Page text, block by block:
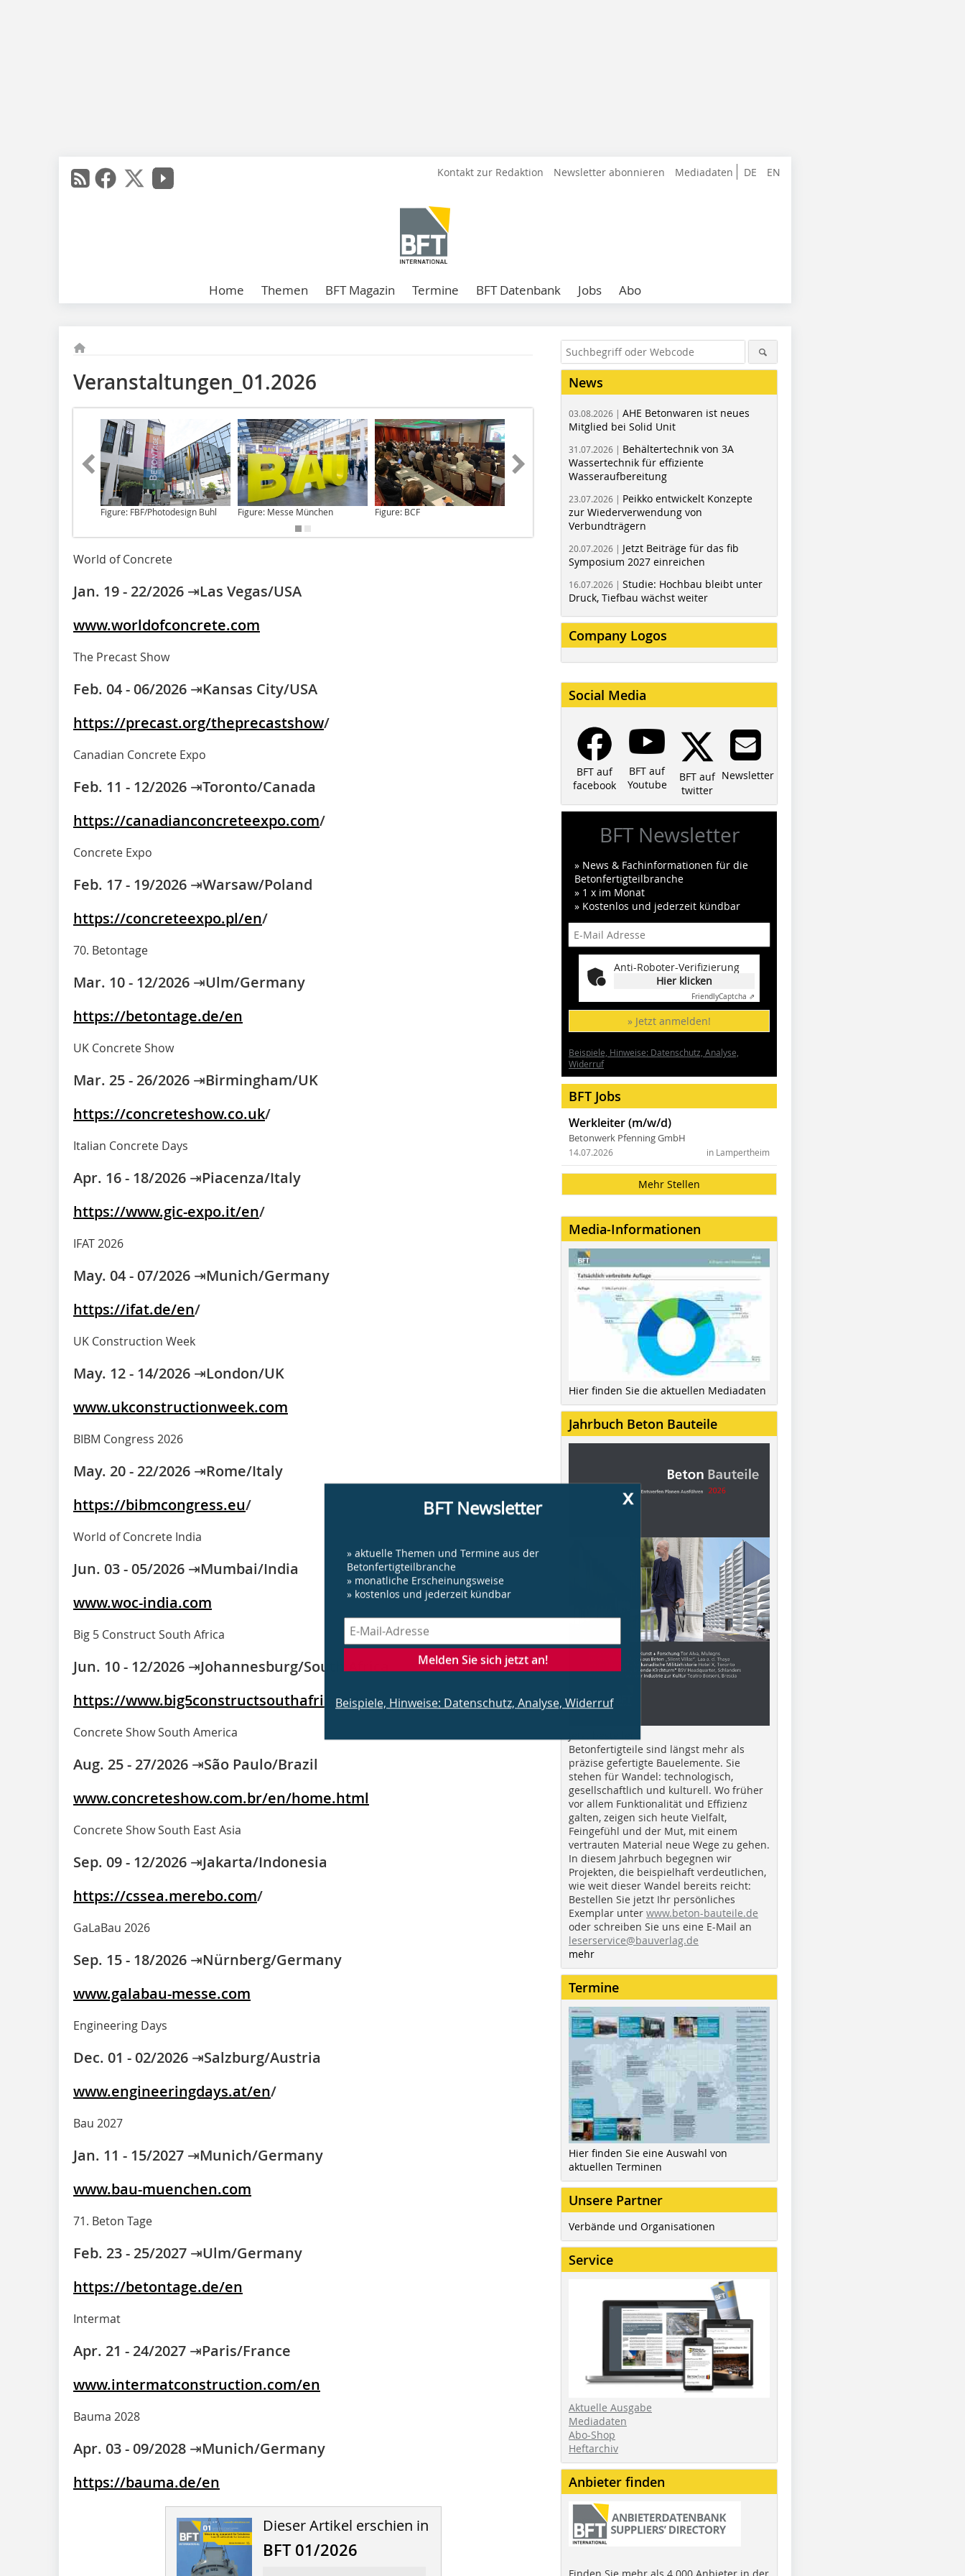
DE EN
Kontakt zur Redaktion Newsletter abonnieren Mediadaten
Home Themen BFT Magazin Termine BFT Datenbank Jobs Abo
Veranstaltungen_01.2026
Figure: FBF/Photodesign Buhl Figure: Messe München Figure: BCF Figure: Messe München Figure: BFT International
World of Concrete
Jan. 19 - 22/2026 ⇥Las Vegas/USA
www.worldofconcrete.com
The Precast Show
Feb. 04 - 06/2026 ⇥Kansas City/USA
https://precast.org/theprecastshow/
Canadian Concrete Expo
Feb. 11 - 12/2026 ⇥Toronto/Canada
https://canadianconcreteexpo.com/
Concrete Expo
Feb. 17 - 19/2026 ⇥Warsaw/Poland
https://concreteexpo.pl/en/
70. Betontage
Mar. 10 - 12/2026 ⇥Ulm/Germany
https://betontage.de/en
UK Concrete Show
Mar. 25 - 26/2026 ⇥Birmingham/UK
https://concreteshow.co.uk/
Italian Concrete Days
Apr. 16 - 18/2026 ⇥Piacenza/Italy
https://www.gic-expo.it/en/
IFAT 2026
May. 04 - 07/2026 ⇥Munich/Germany
https://ifat.de/en/
UK Construction Week
May. 12 - 14/2026 ⇥London/UK
www.ukconstructionweek.com
BIBM Congress 2026
May. 20 - 22/2026 ⇥Rome/Italy
https://bibmcongress.eu/
World of Concrete India
Jun. 03 - 05/2026 ⇥Mumbai/India
www.woc-india.com
Big 5 Construct South Africa
Jun. 10 - 12/2026 ⇥Johannesburg/South Africa
https://www.big5constructsouthafrica.com/
Concrete Show South America
Aug. 25 - 27/2026 ⇥São Paulo/Brazil
www.concreteshow.com.br/en/home.html
Concrete Show South East Asia
Sep. 09 - 12/2026 ⇥Jakarta/Indonesia
https://cssea.merebo.com/
GaLaBau 2026
Sep. 15 - 18/2026 ⇥Nürnberg/Germany
www.galabau-messe.com
Engineering Days
Dec. 01 - 02/2026 ⇥Salzburg/Austria
www.engineeringdays.at/en/
Bau 2027
Jan. 11 - 15/2027 ⇥Munich/Germany
www.bau-muenchen.com
71. Beton Tage
Feb. 23 - 25/2027 ⇥Ulm/Germany
https://betontage.de/en
Intermat
Apr. 21 - 24/2027 ⇥Paris/France
www.intermatconstruction.com/en
Bauma 2028
Apr. 03 - 09/2028 ⇥Munich/Germany
https://bauma.de/en
Dieser Artikel erschien in
BFT 01/2026
x
BFT Newsletter
» aktuelle Themen und Termine aus der
Betonfertigteilbranche
» monatliche Erscheinungsweise
» kostenlos und jederzeit kündbar
Melden Sie sich jetzt an!
Beispiele, Hinweise: Datenschutz, Analyse, Widerruf
News
03.08.2026 | AHE Betonwaren ist neues
Mitglied bei Solid Unit
31.07.2026 | Behältertechnik von 3A
Wassertechnik für effiziente
Wasseraufbereitung
23.07.2026 | Peikko entwickelt Konzepte
zur Wiederverwendung von
Verbundträgern
20.07.2026 | Jetzt Beiträge für das fib
Symposium 2027 einreichen
16.07.2026 | Studie: Hochbau bleibt unter
Druck, Tiefbau wächst weiter
Company Logos
Social Media
BFT auf
facebook
BFT auf
Youtube
BFT auf
twitter
Newsletter
BFT Newsletter
» News & Fachinformationen für die
Betonfertigteilbranche
» 1 x im Monat
» Kostenlos und jederzeit kündbar
Anti-Roboter-Verifizierung
Hier klicken
FriendlyCaptcha ⇗
» Jetzt anmelden!
Beispiele, Hinweise: Datenschutz, Analyse,
Widerruf
BFT Jobs
Werkleiter (m/w/d)
Betonwerk Pfenning GmbH
in Lampertheim
14.07.2026
Mehr Stellen
Media-Informationen
Hier finden Sie die aktuellen Mediadaten
Jahrbuch Beton Bauteile
Betonfertigteile sind längst mehr als
präzise gefertigte Bauelemente. Sie
stehen für Wandel: technologisch,
gesellschaftlich und kulturell. Wo früher
vor allem Funktionalität und Effizienz
galten, zeigen sich heute Vielfalt,
Feingefühl und der Mut, mit einem
vertrauten Material neue Wege zu gehen.
In diesem Jahrbuch begegnen wir
Projekten, die beispielhaft verdeutlichen,
wie weit dieser Wandel bereits reicht:
Bestellen Sie jetzt Ihr persönliches
Exemplar unter www.beton-bauteile.de
oder schreiben Sie uns eine E-Mail an
leserservice@bauverlag.de
mehr
Termine
Hier finden Sie eine Auswahl von
aktuellen Terminen
Unsere Partner
Verbände und Organisationen
Service
Aktuelle Ausgabe
Mediadaten
Abo-Shop
Heftarchiv
Anbieter finden